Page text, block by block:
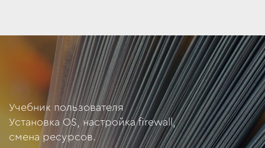
Учебник пользователя
Установка OS, настройка firewall,
смена ресурсов.